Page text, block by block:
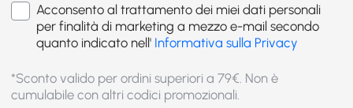
Acconsento al trattamento dei miei dati personali
per finalità di marketing a mezzo e-mail secondo
quanto indicato nell' Informativa sulla Privacy
*Sconto valido per ordini superiori a 79€. Non è
cumulabile con altri codici promozionali.